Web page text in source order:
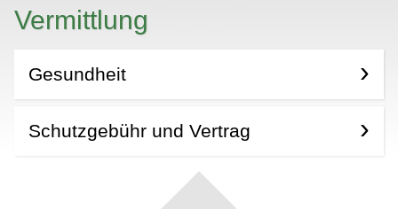
Vermittlung
Gesundheit
Schutzgebühr und Vertrag